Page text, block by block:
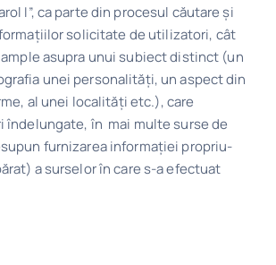
I”, ca parte din procesul căutare și
solicitate de utilizatori, cât
asupra unui subiect distinct (un
unei personalități, un aspect din
al unei localități etc.), care
îndelungate, în mai multe surse de
furnizarea informației propriu-
a surselor în care s-a efectuat